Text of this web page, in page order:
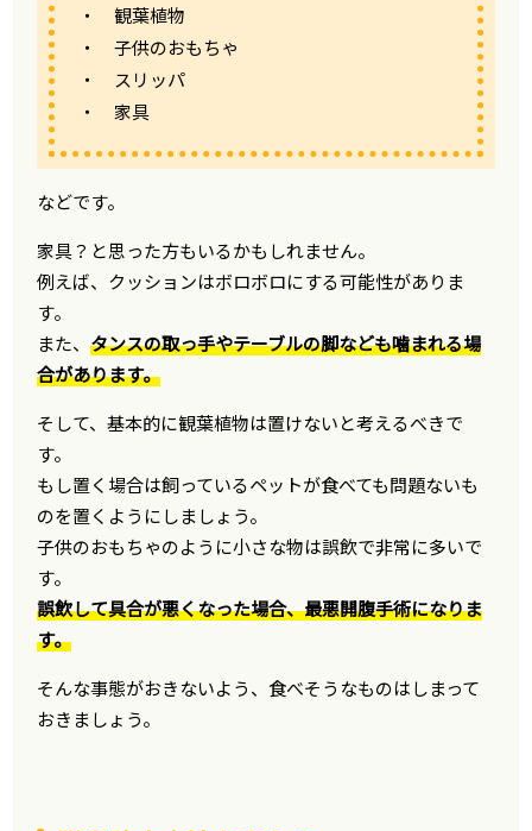
・ 観葉植物
・ 子供のおもちゃ
・ スリッパ
・ 家具
などです。
家具？と思った方もいるかもしれません。
例えば、クッションはボロボロにする可能性がありま
す。
また、タンスの取っ手やテーブルの脚なども噛まれる場
合があります。
そして、基本的に観葉植物は置けないと考えるべきで
す。
もし置く場合は飼っているペットが食べても問題ないも
のを置くようにしましょう。
子供のおもちゃのように小さな物は誤飲で非常に多いで
す。
誤飲して具合が悪くなった場合、最悪開腹手術になりま
す。
そんな事態がおきないよう、食べそうなものはしまって
おきましょう。